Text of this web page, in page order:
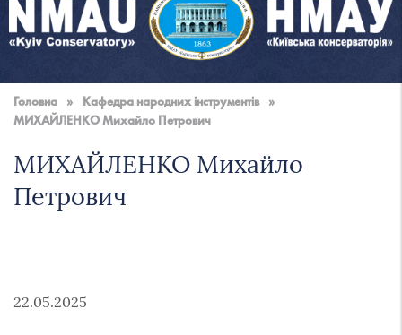
музична
академія
Головна » Кафедра народних інструментів
»
МИХАЙЛЕНКО Михайло Петрович
МИХАЙЛЕНКО Михайло
Петрович
22.05.2025